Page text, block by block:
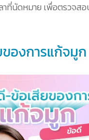
าที่นัดหมาย เพื่อตรวจส
องการแก้จมูก